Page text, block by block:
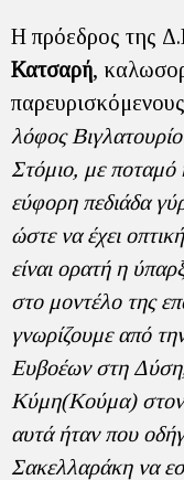
Η πρόεδρος της
Κατσαρή,
λόφος
Στόμιο, με ποταμό
εύφορη πεδιάδα
ώστε να έχει
είναι ορατή η
στο μοντέλο της
γνωρίζουμε από
Ευβοέων στη
Κύμη(Κούμα) στον
αυτά ήταν που
Σακελλαράκη να